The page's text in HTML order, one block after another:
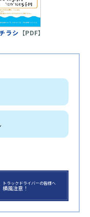
ラシ 【PDF】
トラックドライバーの皆様へ
横風注意！